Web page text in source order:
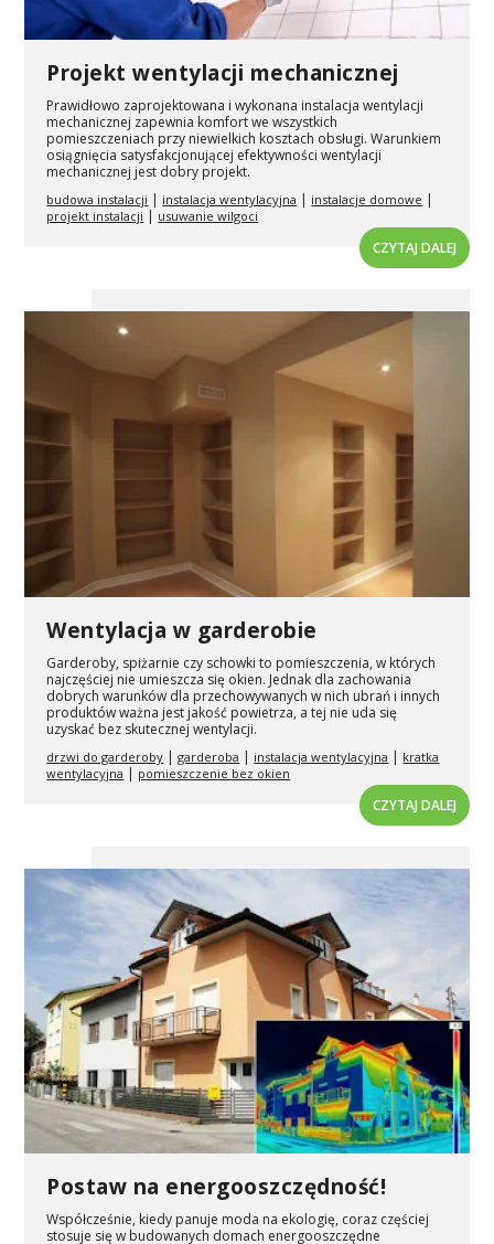
Projekt wentylacji mechanicznej
Prawidłowo zaprojektowana i wykonana instalacja wentylacji
mechanicznej zapewnia komfort we wszystkich
pomieszczeniach przy niewielkich kosztach obsługi. Warunkiem
osiągnięcia satysfakcjonującej efektywności wentylacji
mechanicznej jest dobry projekt.
budowa instalacji | instalacja wentylacyjna | instalacje domowe |
projekt instalacji | usuwanie wilgoci
CZYTAJ DALEJ
Wentylacja w garderobie
Garderoby, spiżarnie czy schowki to pomieszczenia, w których
najczęściej nie umieszcza się okien. Jednak dla zachowania
dobrych warunków dla przechowywanych w nich ubrań i innych
produktów ważna jest jakość powietrza, a tej nie uda się
uzyskać bez skutecznej wentylacji.
drzwi do garderoby |garderoba | instalacja wentylacyjna | kratka
wentylacyjna | pomieszczenie bez okien
CZYTAJ DALEJ
Postaw na energooszczędność!
Współcześnie, kiedy panuje moda na ekologię, coraz częściej
stosuje się w budowanych domach energooszczędne